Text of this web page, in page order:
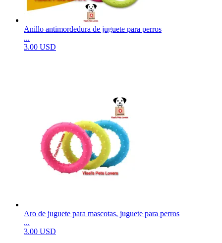
Anillo antimordedura de juguete para perros
...
3.00 USD
Aro de juguete para mascotas, juguete para perros
...
3.00 USD